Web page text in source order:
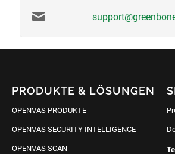
PRODUKTE & LÖSUNGEN
OPENVAS PRODUKTE
OPENVAS SECURITY INTELLIGENCE
OPENVAS SCAN